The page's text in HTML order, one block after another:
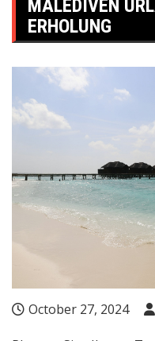
MALEDIVEN
ERHOLUNG
October 27, 2024